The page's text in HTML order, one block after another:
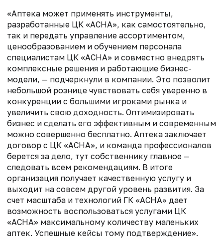
«Аптека может применять инструменты,
разработанные ЦК «АСНА», как самостоятельно,
так и передать управление ассортиментом,
ценообразованием и обучением персонала
специалистам ЦК «АСНА» и совместно внедрять
комплексные решения и работающие бизнес-
модели, — подчеркнули в компании. Это позволит
небольшой рознице чувствовать себя уверенно в
конкуренции с большими игроками рынка и
увеличить свою доходность. Оптимизировать
бизнес и сделать его эффективным и современным
можно совершенно бесплатно. Аптека заключает
договор с ЦК «АСНА», и команда профессионалов
берется за дело, тут собственнику главное —
следовать всем рекомендациям. В итоге
организация получает качественную услугу и
выходит на совсем другой уровень развития. За
счет масштаба и технологий ГК «АСНА» дает
возможность воспользоваться услугами ЦК
«АСНА» максимальному количеству маленьких
аптек. Успешные кейсы тому подтверждение».